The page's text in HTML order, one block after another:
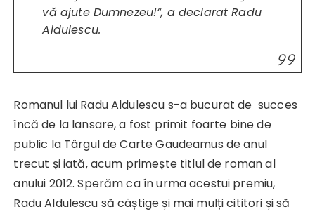
vă ajute Dumnezeu!“, a declarat Radu
Aldulescu.
Romanul lui Radu Aldulescu s-a bucurat de succes
încă de la lansare, a fost primit foarte bine de
public la Târgul de Carte Gaudeamus de anul
trecut și iată, acum primește titlul de roman al
anului 2012. Sperăm ca în urma acestui premiu,
Radu Aldulescu să câștige și mai mulți cititori și să